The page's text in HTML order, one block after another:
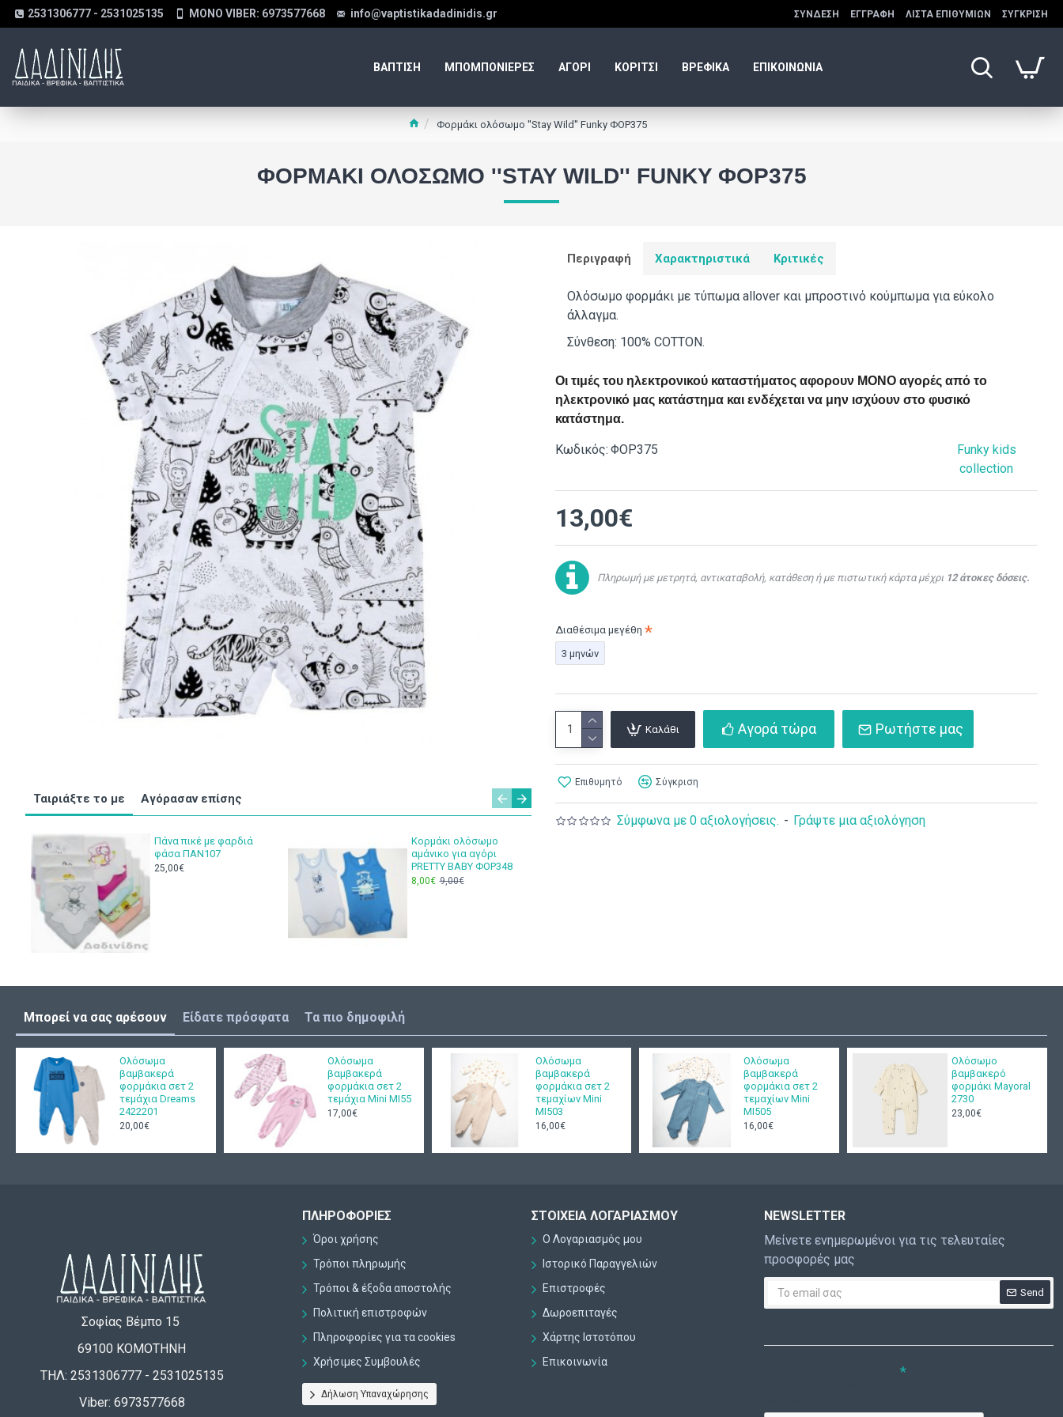
2531306777 - 2531025135 MONO VIBER: 6973577668 info@vaptistikadadinidis.gr ΣΎΝΔΕΣΗ ΕΓΓΡΑΦΉ ΛΊΣΤΑ ΕΠΙΘΥΜΙΏΝ ΣΎΓΚΡΙΣΗ
ΒΑΠΤΙΣΗ ΜΠΟΜΠΟΝΙΕΡΕΣ ΑΓΟΡΙ ΚΟΡΙΤΣΙ ΒΡΕΦΙΚΑ ΕΠΙΚΟΙΝΩΝΙΑ
Φορμάκι ολόσωμο ''Stay Wild'' Funky ΦΟΡ375
ΦΟΡΜΆΚΙ ΟΛΌΣΩΜΟ ''STAY WILD'' FUNKY ΦΟΡ375
Ταιριάξτε το με Αγόρασαν επίσης
Πάνα πικέ με φαρδιά
φάσα ΠΑΝ107
25,00€
Κορμάκι ολόσωμο
αμάνικο για αγόρι
PRETTY BABY ΦΟΡ348
8,00€ 9,00€
Περιγραφή Χαρακτηριστικά Κριτικές
Ολόσωμο φορμάκι με τύπωμα allover και μπροστινό κούμπωμα για εύκολο
άλλαγμα.
Σύνθεση: 100% COTTON.
Οι τιμές του ηλεκτρονικού καταστήματος αφορουν ΜΟΝΟ αγορές από το
ηλεκτρονικό μας κατάστημα και ενδέχεται να μην ισχύουν στο φυσικό
κατάστημα.
Κωδικός: ΦΟΡ375
Funky kids
collection
Σύμφωνα με 0 αξιολογήσεις. - Γράψτε μια αξιολόγηση
13,00€
Διαθέσιμα μεγέθη
3 μηνών
Καλάθι Αγορά τώρα Ρωτήστε μας
Επιθυμητό Σύγκριση
Πληρωμή με μετρητά, αντικαταβολή, κατάθεση ή με πιστωτική κάρτα μέχρι 12 άτοκες δόσεις.
Μπορεί να σας αρέσουν Είδατε πρόσφατα Τα πιο δημοφιλή
Ολόσωμα
βαμβακερά
φορμάκια σετ 2
τεμάχια Dreams
2422201
20,00€
Ολόσωμα
βαμβακερά
φορμάκια σετ 2
τεμάχια Mini ΜΙ55
17,00€
Ολόσωμα
βαμβακερά
φορμάκια σετ 2
τεμαχίων Mini
ΜΙ503
16,00€
Ολόσωμα
βαμβακερά
φορμάκια σετ 2
τεμαχίων Mini
ΜΙ505
16,00€
Ολόσωμο
βαμβακερό
φορμάκι Mayoral
2730
23,00€
Σοφίας Βέμπο 15
69100 ΚΟΜΟΤΗΝΗ
ΤΗΛ: 2531306777 - 2531025135
Viber: 6973577668
ΠΛΗΡΟΦΟΡΊΕΣ
Όροι χρήσης
Τρόποι πληρωμής
Τρόποι & έξοδα αποστολής
Πολιτική επιστροφών
Πληροφορίες για τα cookies
Χρήσιμες Συμβουλές
Δήλωση Υπαναχώρησης
ΣΤΟΙΧΕΊΑ ΛΟΓΑΡΙΑΣΜΟΎ
Ο Λογαριασμός μου
Ιστορικό Παραγγελιών
Επιστροφές
Δωροεπιταγές
Χάρτης Ιστοτόπου
Επικοινωνία
NEWSLETTER
Μείνετε ενημερωμένοι για τις τελευταίες
προσφορές μας
Send